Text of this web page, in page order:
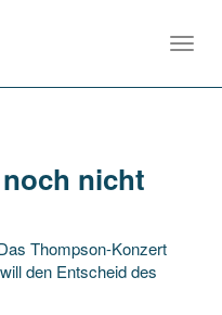
nicht
Thompson-Konzert
den Entscheid des